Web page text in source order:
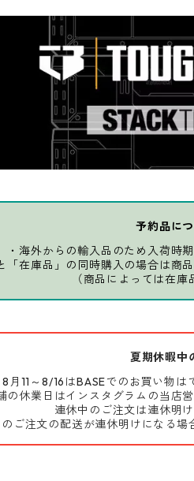
予約品に
・海外からの輸入品のため入荷時
「在庫品」の同時購入の場合は商
（商品によっては在庫
夏期休暇中
8月11～8/16はBASEでのお買い物は
の休業日はインスタグラムの当店
連休中のご注文は連休明
ご注文の配送が連休明けになる場